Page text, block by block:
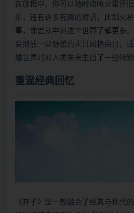
在旅程中，你可以随时收听火星怀
乐，还有许多有趣的对话，比如火
事，你会从中对这个世界了解更多
会播放一些舒缓的末日风格曲目，
墟世界时对人类未来生出了一些特别
重温经典回忆
《弃子》是一款融合了经典与现代